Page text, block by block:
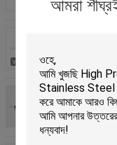
আমরা
ISO
Screws /
Screws